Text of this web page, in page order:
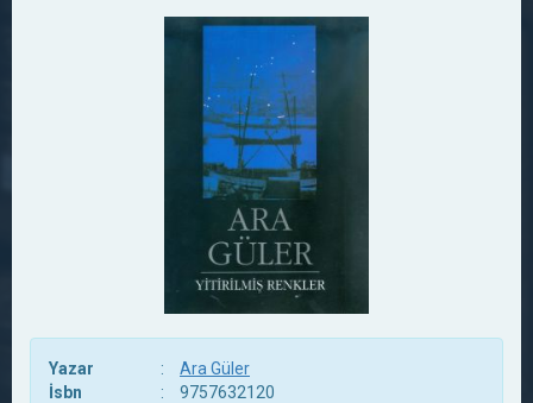
Yazar :
Ara Güler
İsbn
:
9757632120